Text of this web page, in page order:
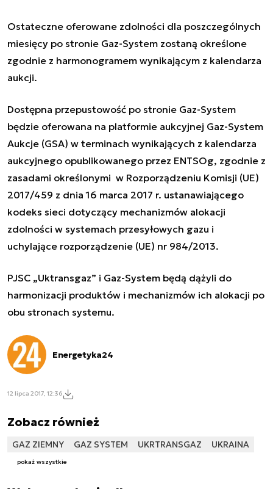
Ostateczne oferowane zdolności dla poszczególnych
miesięcy po stronie Gaz-System zostaną określone
zgodnie z harmonogramem wynikającym z kalendarza
aukcji.
Dostępna przepustowość po stronie Gaz-System
będzie oferowana na platformie aukcyjnej Gaz-System
Aukcje (GSA) w terminach wynikających z kalendarza
aukcyjnego opublikowanego przez ENTSOg, zgodnie z
zasadami określonymi w Rozporządzeniu Komisji (UE)
2017/459 z dnia 16 marca 2017 r. ustanawiającego
kodeks sieci dotyczący mechanizmów alokacji
zdolności w systemach przesyłowych gazu i
uchylające rozporządzenie (UE) nr 984/2013.
PJSC „Uktransgaz” i Gaz-System będą dążyli do
harmonizacji produktów i mechanizmów ich alokacji po
obu stronach systemu.
Energetyka24
12 lipca 2017, 12:36
Zobacz również
GAZ ZIEMNY GAZ SYSTEM UKRTRANSGAZ UKRAINA
pokaż wszystkie